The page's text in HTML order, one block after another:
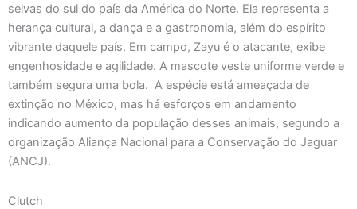
selvas do sul do país da América do Norte. Ela representa a
herança cultural, a dança e a gastronomia, além do espírito
vibrante daquele país. Em campo, Zayu é o atacante, exibe
engenhosidade e agilidade. A mascote veste uniforme verde e
também segura uma bola. A espécie está ameaçada de
extinção no México, mas há esforços em andamento
indicando aumento da população desses animais, segundo a
organização Aliança Nacional para a Conservação do Jaguar
(ANCJ).
Clutch